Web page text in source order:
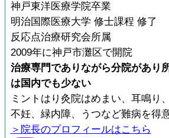
神戸東洋医療学院卒業
明治国際医療大学 修士課程 修了
反応点治療研究会所属
2009年に神戸市灘区で開院
治療専門でありながら分院があり
は国内でも少ない
ミントはり灸院はめまい、耳鳴り
不妊、緑内障、うつなど難病を得
＞院長のプロフィールはこちら